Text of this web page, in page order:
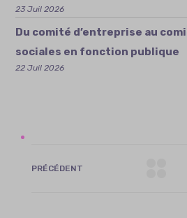
23 Juil 2026
Du comité d’entreprise au
sociales en fonction publique
22 Juil 2026
PRÉCÉDENT